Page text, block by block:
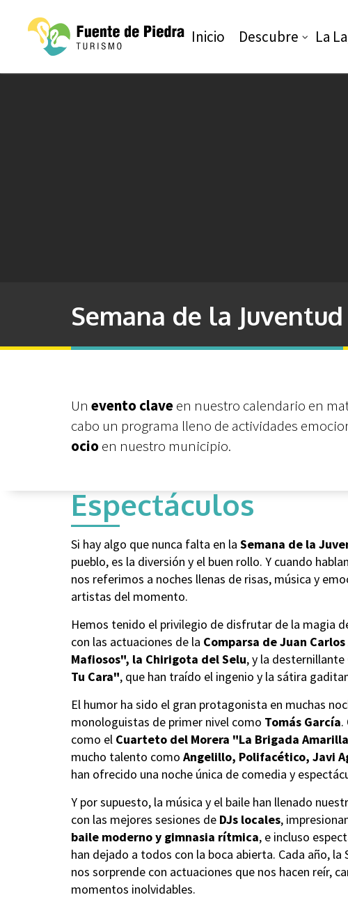
Inicio Descubre La
Semana de la Juventud
Un evento claveen nuestro calendario en
cabo un programa lleno de actividades
ocioen nuestro municipio.
Espectáculos
Si hay algo que nunca falta en la Semana de la
pueblo, es la diversión y el buen rollo. Y cuando
nos referimos a noches llenas de risas, música y
artistas del momento.
Hemos tenido el privilegio de disfrutar de la magia
con las actuaciones de la Comparsa de Juan
Mafiosos", la Chirigota del Selu, y la desternillante
Tu Cara", que han traído el ingenio y la sátira
El humor ha sido el gran protagonista en muchas
monologuistas de primer nivel como Tomás García.
como el Cuarteto del Morera "La Brigada
mucho talento como Angelillo, Polifacético, Javi
han ofrecido una noche única de comedia y
Y por supuesto, la música y el baile han llenado
con las mejores sesiones de DJs locales,
baile moderno y gimnasia rítmica, e incluso
han dejado a todos con la boca abierta. Cada año, la
nos sorprende con actuaciones que nos hacen reír,
momentos inolvidables.